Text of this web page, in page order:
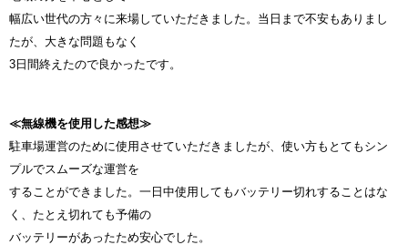
幅広い世代の方々に来場していただきました。当日まで不安もありまし
たが、大きな問題もなく
3日間終えたので良かったです。
≪無線機を使用した感想≫
駐車場運営のために使用させていただきましたが、使い方もとてもシン
プルでスムーズな運営を
することができました。一日中使用してもバッテリー切れすることはな
く、たとえ切れても予備の
バッテリーがあったため安心でした。